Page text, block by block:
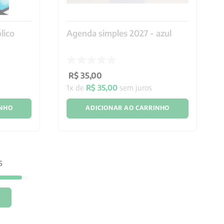
Agenda simples 2027 - azul
R$ 35,00
1x de R$ 35,00 sem juros
ADICIONAR AO CARRINHO